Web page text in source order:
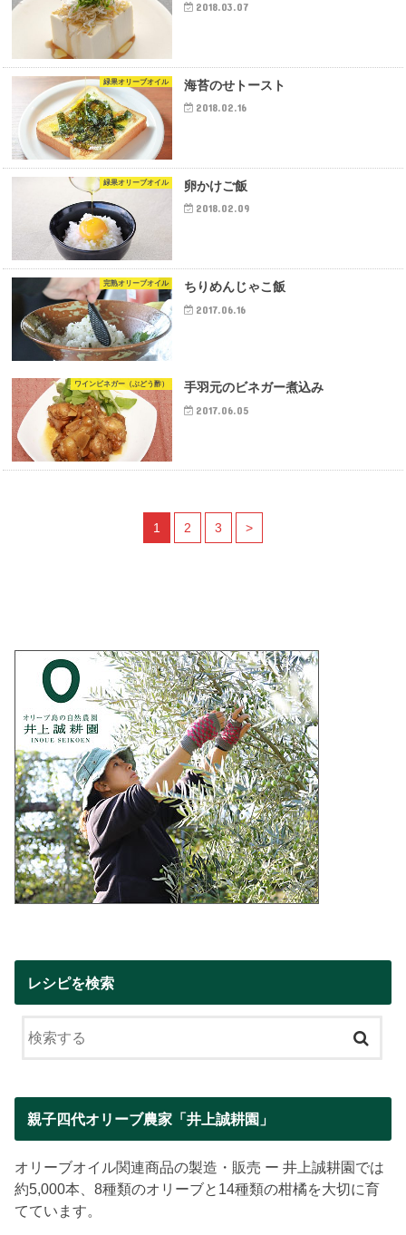
2018.03.07
緑果オリーブオイル 海苔のせトースト
2018.02.16
緑果オリーブオイル 卵かけご飯
2018.02.09
完熟オリーブオイル ちりめんじゃこ飯
2017.06.16
ワインビネガー（ぶどう酢） 手羽元のビネガー煮込み
2017.06.05
1 2 3 >
レシピを検索
親子四代オリーブ農家「井上誠耕園」
オリーブオイル関連商品の製造・販売 ー 井上誠耕園では
約5,000本、8種類のオリーブと14種類の柑橘を大切に育
てています。